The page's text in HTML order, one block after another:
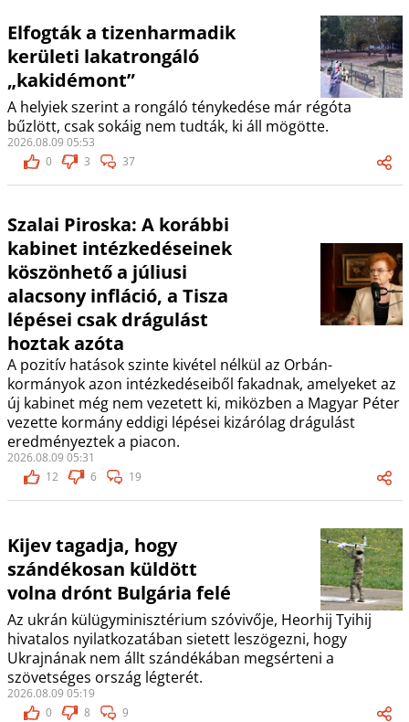
Elfogták a tizenharmadik
kerületi lakatrongáló
„kakidémont”
A helyiek szerint a rongáló ténykedése már régóta
bűzlött, csak sokáig nem tudták, ki áll mögötte.
2026.08.09 05:53
0
3 37
Szalai Piroska: A korábbi
kabinet intézkedéseinek
köszönhető a júliusi
alacsony infláció, a Tisza
lépései csak drágulást
hoztak azóta
A pozitív hatások szinte kivétel nélkül az Orbán-
kormányok azon intézkedéseiből fakadnak, amelyeket az
új kabinet még nem vezetett ki, miközben a Magyar Péter
vezette kormány eddigi lépései kizárólag drágulást
eredményeztek a piacon.
2026.08.09 05:31
12
6 19
Kijev tagadja, hogy
szándékosan küldött
volna drónt Bulgária felé
Az ukrán külügyminisztérium szóvivője, Heorhij Tyihij
hivatalos nyilatkozatában sietett leszögezni, hogy
Ukrajnának nem állt szándékában megsérteni a
szövetséges ország légterét.
2026.08.09 05:19
0
8 9